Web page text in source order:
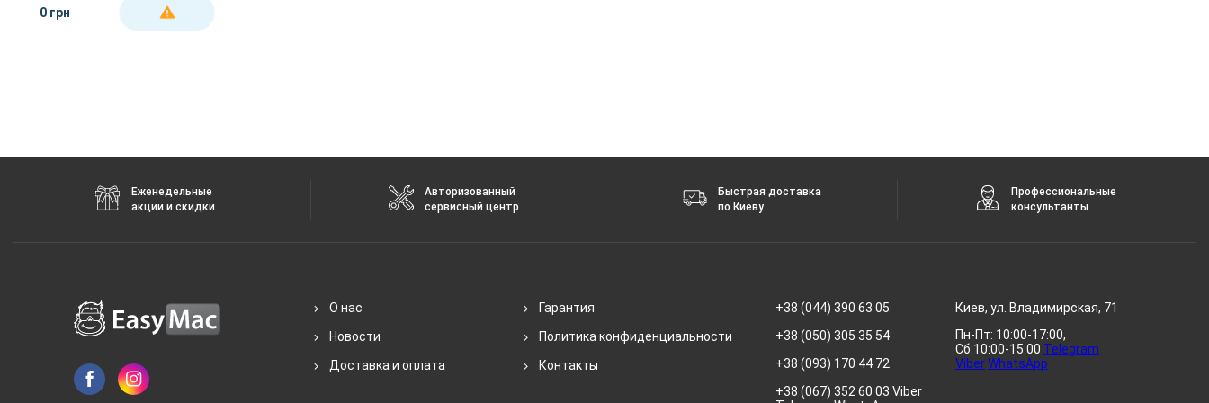
0 грн ДЕТАЛЬНЕЕ
Еженедельные
акции и скидки
Авторизованный
сервисный центр
Быстрая доставка
по Киеву
Профессиональные
консультанты
О нас
Новости
Доставка и оплата
Гарантия
Политика конфиденциальности
Контакты
+38 (044) 390 63 05
+38 (050) 305 35 54
+38 (093) 170 44 72
+38 (067) 352 60 03 Viber
Киев, ул. Владимирская, 71
Пн-Пт: 10:00-17:00,
Сб:10:00-15:00 Telegram
ViberWhatsApp